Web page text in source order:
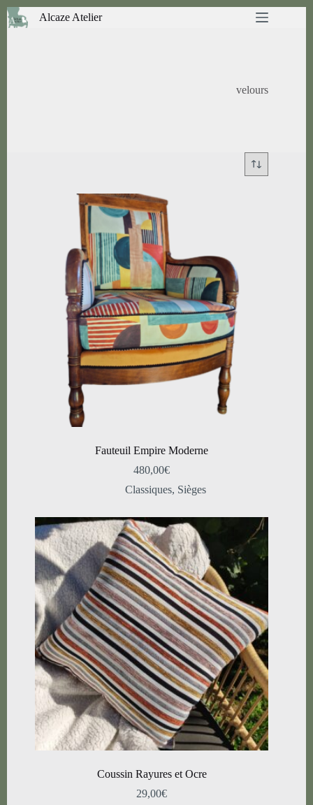
Passer
au
Alcaze Atelier
velours
Fauteuil Empire Moderne
480,00€
Classiques, Sièges
Coussin Rayures et Ocre
29,00€